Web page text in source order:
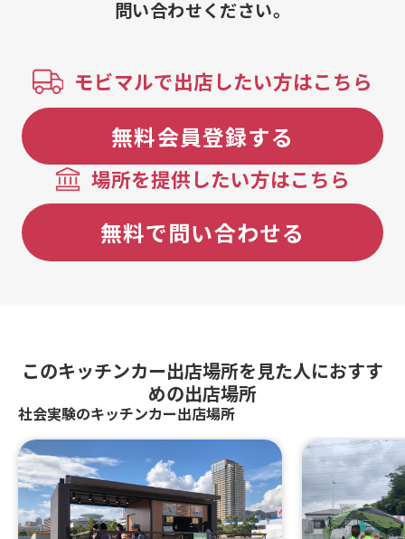
問い合わせください。
モビマルで出店したい方はこちら
無料会員登録する
場所を提供したい方はこちら
無料で問い合わせる
このキッチンカー出店場所を見た人におすす
めの出店場所
社会実験のキッチンカー出店場所